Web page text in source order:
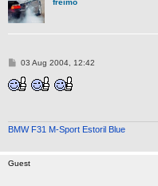
freimo
P
s
t
03 Aug 2004, 12:42
BMW F31 M-Sport Estoril Blue
Guest